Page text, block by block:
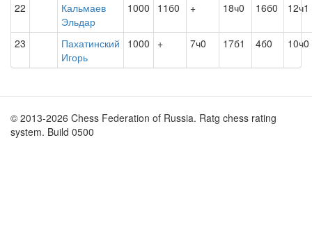
22
Кальмаев
Эльдар
1000 11б0 + 18ч0 16б0 12ч1
23
Пахатинский
Игорь
1000 + 7ч0 17б1 4б0 10ч0
© 2013-2026 Chess Federation of Russia. Ratg chess rating
system. Build 0500